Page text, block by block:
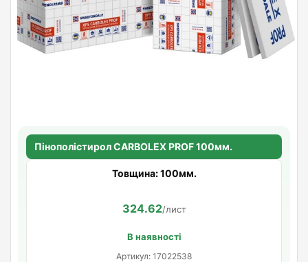
Пінополістирол CARBOLEX PROF 100мм.
Товщина: 100мм.
324.62/лист
В наявності
Артикул: 17022538